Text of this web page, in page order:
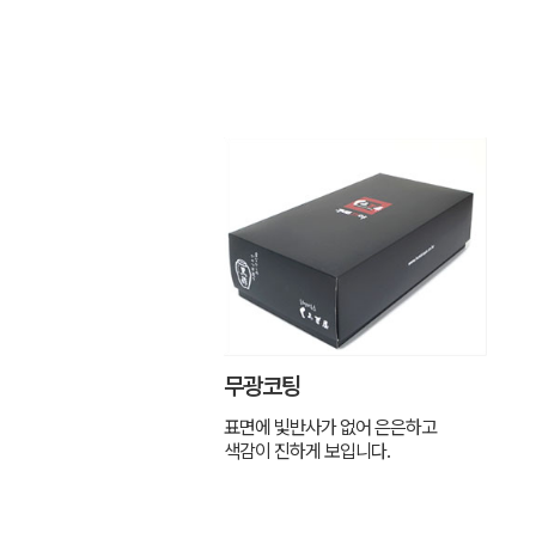
무광코팅
표면에 빛반사가 없어 은은하고
색감이 진하게 보입니다.